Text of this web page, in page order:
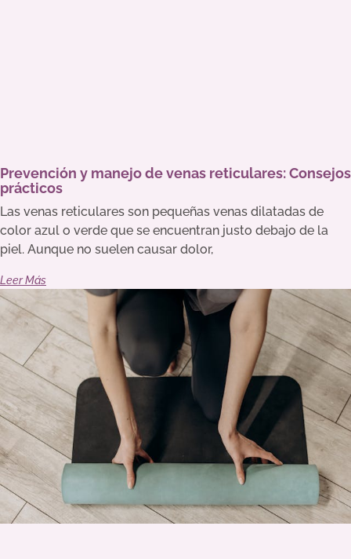
Prevención y manejo de venas reticulares: Consejos
prácticos
Las venas reticulares son pequeñas venas dilatadas de
color azul o verde que se encuentran justo debajo de la
piel. Aunque no suelen causar dolor,
Leer Más